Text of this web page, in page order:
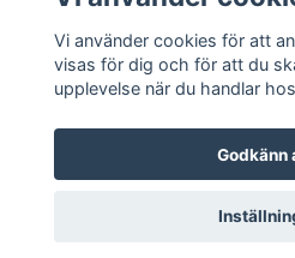
Sociala medier
© 2026
Vi använder cookies för att
visas för dig och för att du
upplevelse när du handlar
Godkänn